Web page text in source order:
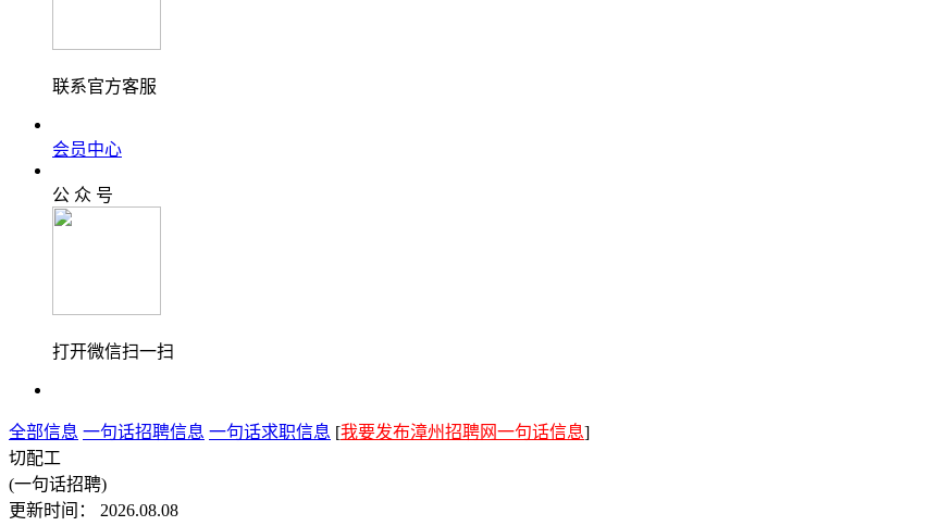
联系官方客服
会员中心
公 众 号
打开微信扫一扫
全部信息 一句话招聘信息 一句话求职信息 [我要发布漳州招聘网一句话信息]
切配工
(一句话招聘)
更新时间： 2026.08.08